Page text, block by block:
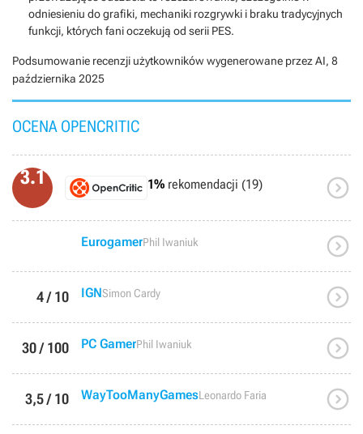
odniesieniu do grafiki, mechaniki rozgrywki i braku tradycyjnych
funkcji, których fani oczekują od serii PES.
Podsumowanie recenzji użytkowników wygenerowane przez AI, 8
października 2025
OCENA OPENCRITIC
3.1 1% rekomendacji (19) 
EurogamerPhil Iwaniuk 
4 / 10 IGNSimon Cardy 
30 / 100 PC GamerPhil Iwaniuk 
3,5 / 10 WayTooManyGamesLeonardo Faria 